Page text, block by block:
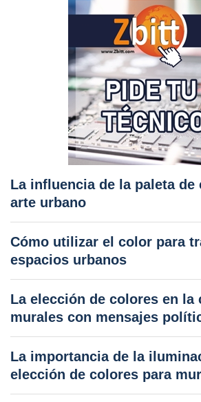
La influencia de la paleta de
arte urbano
Cómo utilizar el color para
espacios urbanos
La elección de colores en la
murales con mensajes
La importancia de la
elección de colores para